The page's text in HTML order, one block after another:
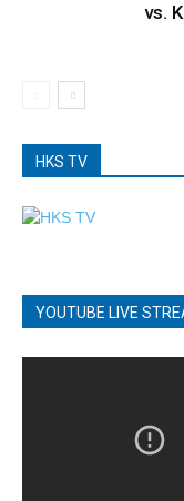
vs.
HKS TV
YOUTUBE LIVE